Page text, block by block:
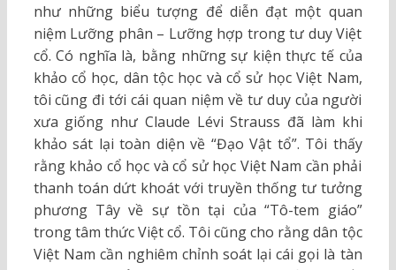
như những biểu tượng để diễn đạt một quan
niệm Lưỡng phân – Lưỡng hợp trong tư duy Việt
cổ. Có nghĩa là, bằng những sự kiện thực tế của
khảo cổ học, dân tộc học và cổ sử học Việt Nam,
tôi cũng đi tới cái quan niệm về tư duy của người
xưa giống như Claude Lévi Strauss đã làm khi
khảo sát lại toàn diện về “Đạo Vật tổ”. Tôi thấy
rằng khảo cổ học và cổ sử học Việt Nam cần phải
thanh toán dứt khoát với truyền thống tư tưởng
phương Tây về sự tồn tại của “Tô-tem giáo”
trong tâm thức Việt cổ. Tôi cũng cho rằng dân tộc
Việt Nam cần nghiêm chỉnh soát lại cái gọi là tàn